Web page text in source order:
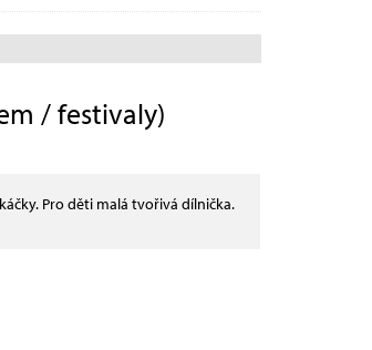
/ festivaly)
Pro děti malá tvořivá dílnička.